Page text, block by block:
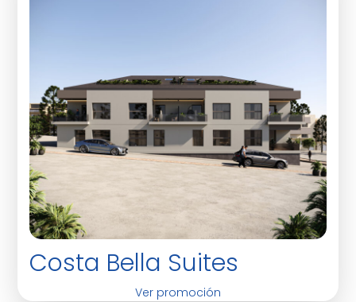
Costa Bella Suites
Ver promoción